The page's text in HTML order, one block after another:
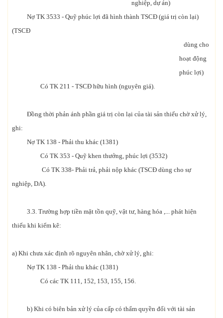
nghiệp, dự án)
Nợ TK 3533 - Quỹ phúc lợi đã hình thành TSCĐ (giá trị còn lại)
(TSCĐ
dùng cho
hoạt động
phúc lợi)
Có TK 211 - TSCĐ hữu hình (nguyên giá).
Đồng thời phản ánh phần giá trị còn lại của tài sản thiếu chờ xử lý,
ghi:
Nợ TK 138 - Phải thu khác (1381)
Có TK 353 - Quỹ khen thưởng, phúc lợi (3532)
Có TK 338- Phải trả, phải nộp khác (TSCĐ dùng cho sự
nghiệp, DA).
3.3. Trường hợp tiền mặt tồn quỹ, vật tư, hàng hóa ,... phát hiện
thiếu khi kiểm kê:
a) Khi chưa xác định rõ nguyên nhân, chờ xử lý, ghi:
Nợ TK 138 - Phải thu khác (1381)
Có các TK 111, 152, 153, 155, 156.
b) Khi có biên bản xử lý của cấp có thẩm quyền đối với tài sản